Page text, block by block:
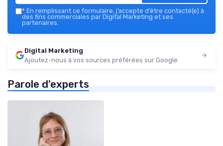
* En remplissant ce formulaire, j’accepte d’être contacté(e) à
des fins commerciales par Digital Marketing et ses
partenaires.
Digital Marketing
Ajoutez-nous à vos sources préférées sur Google
Parole d'experts